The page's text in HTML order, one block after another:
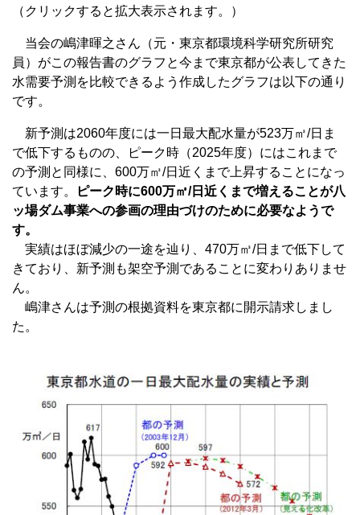
（クリックすると拡大表示されます。）
当会の嶋津暉之さん（元・東京都環境科学研究所研究
員）がこの報告書のグラフと今まで東京都が公表してきた
水需要予測を比較できるよう作成したグラフは以下の通り
です。
新予測は2060年度には一日最大配水量が523万㎥/日ま
で低下するものの、ピーク時（2025年度）にはこれまで
の予測と同様に、600万㎥/日近くまで上昇することになっ
ています。
ピーク時に600万㎥/日近くまで増えることが八
ッ場ダム事業への参画の理由づけのために必要なようで
す。
実績はほぼ減少の一途を辿り、470万㎥/日まで低下して
きており、新予測も架空予測であることに変わりありませ
ん。
嶋津さんは予測の根拠資料を東京都に開示請求しまし
た。